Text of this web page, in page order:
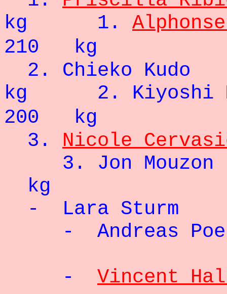
kg 1.
210 kg
2. Chieko
kg 2. Kiyoshi
200 kg
3. Nicole
3. Jon Mouzon
kg
- Lara Sturm
- Andreas
- Vincent